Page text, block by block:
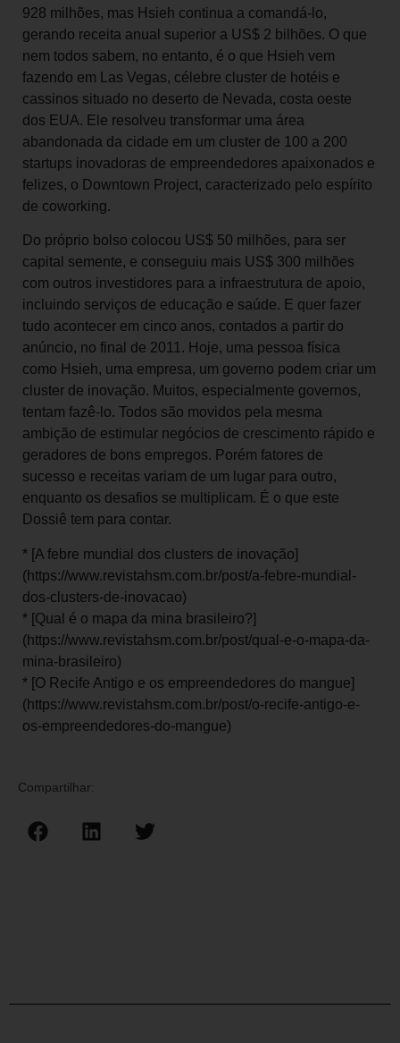
928 milhões, mas Hsieh continua a comandá-lo,
gerando receita anual superior a US$ 2 bilhões. O que
nem todos sabem, no entanto, é o que Hsieh vem
fazendo em Las Vegas, célebre cluster de hotéis e
cassinos situado no deserto de Nevada, costa oeste
dos EUA. Ele resolveu transformar uma área
abandonada da cidade em um cluster de 100 a 200
startups inovadoras de empreendedores apaixonados e
felizes, o Downtown Project, caracterizado pelo espírito
de coworking.
Do próprio bolso colocou US$ 50 milhões, para ser
capital semente, e conseguiu mais US$ 300 milhões
com outros investidores para a infraestrutura de apoio,
incluindo serviços de educação e saúde. E quer fazer
tudo acontecer em cinco anos, contados a partir do
anúncio, no final de 2011. Hoje, uma pessoa física
como Hsieh, uma empresa, um governo podem criar um
cluster de inovação. Muitos, especialmente governos,
tentam fazê-lo. Todos são movidos pela mesma
ambição de estimular negócios de crescimento rápido e
geradores de bons empregos. Porém fatores de
sucesso e receitas variam de um lugar para outro,
enquanto os desafios se multiplicam. É o que este
Dossiê tem para contar.
* [A febre mundial dos clusters de inovação]
(https://www.revistahsm.com.br/post/a-febre-mundial-
dos-clusters-de-inovacao)
* [Qual é o mapa da mina brasileiro?]
(https://www.revistahsm.com.br/post/qual-e-o-mapa-da-
mina-brasileiro)
* [O Recife Antigo e os empreendedores do mangue]
(https://www.revistahsm.com.br/post/o-recife-antigo-e-
os-empreendedores-do-mangue)
Compartilhar: